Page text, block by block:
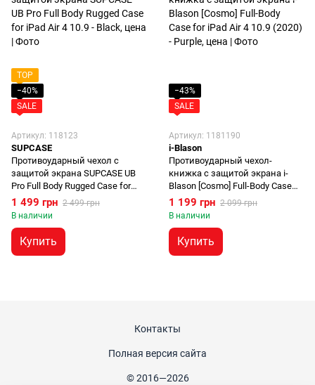
TOP
−40%
SALE
Артикул: 118123
SUPCASE
Противоударный чехол с
защитой экрана SUPCASE UB
Pro Full Body Rugged Case for
iPad Air 4 (2020) | Air 5 (2022) M1
- Black
1 499 грн 2 499 грн
В наличии
Купить
−43%
SALE
Артикул: 1181190
i-Blason
Противоударный чехол-
книжка с защитой экрана i-
Blason [Cosmo] Full-Body Case
for iPad Air 4 (2020) | Air 5 (2022)
M1 - Ameth/Purple
1 199 грн 2 099 грн
В наличии
Купить
Контакты
Полная версия сайта
© 2016—2026